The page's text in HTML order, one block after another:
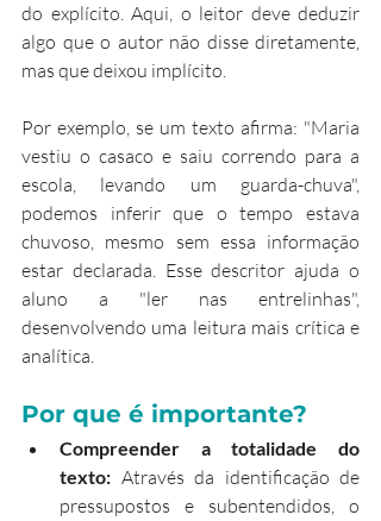
do explícito. Aqui, o leitor deve deduzir
algo que o autor não disse diretamente,
mas que deixou implícito.
Por exemplo, se um texto afirma: "Maria
vestiu o casaco e saiu correndo para a
escola, levando um guarda-chuva",
podemos inferir que o tempo estava
chuvoso, mesmo sem essa informação
estar declarada. Esse descritor ajuda o
aluno a "ler nas entrelinhas",
desenvolvendo uma leitura mais crítica e
analítica.
Por que é importante?
Compreender a totalidade do
texto: Através da identificação de
pressupostos e subentendidos, o